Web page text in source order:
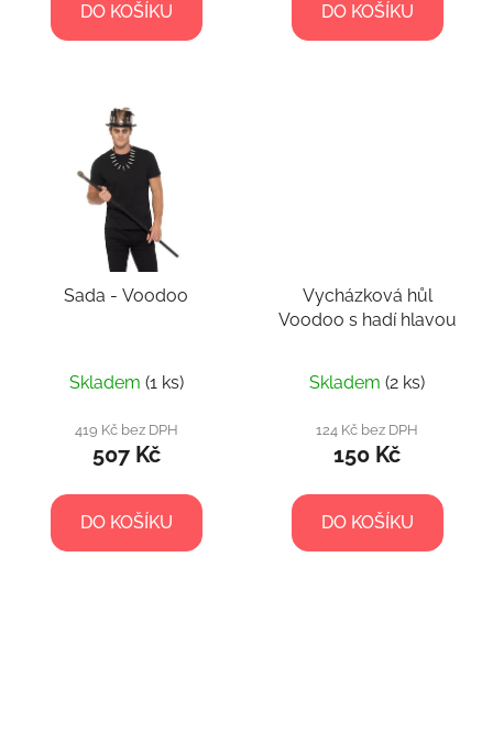
DO KOŠÍKU DO KOŠÍKU
Sada - Voodoo
Skladem (1 ks)
419 Kč bez DPH
507 Kč
DO KOŠÍKU
Vycházková hůl
Voodoo s hadí hlavou
Skladem (2 ks)
124 Kč bez DPH
150 Kč
DO KOŠÍKU